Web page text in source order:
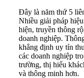
Đây là năm thứ 5
Nhiều giải pháp
hiện, truyền thông
doanh nghiệp.
khẳng định uy tín
các doanh nghiệp
trường, thị hiếu
và thông minh hơn.